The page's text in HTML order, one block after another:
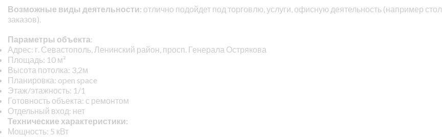
Возможные виды деятельности: отлично подойдет под торговлю, услуги, офисную деятельность (например стол
заказов).
Параметры объекта:
Адрес: г. Севастополь, Ленинский район, просп. Генерала Острякова
Площадь: 10 м²
Высота потолка: 3,2м
Планировка: open space
Этаж/этажность: 1/1
Готовность объекта: с ремонтом
Отдельный вход: нет
Технические характеристики:
Мощность: 5 кВт